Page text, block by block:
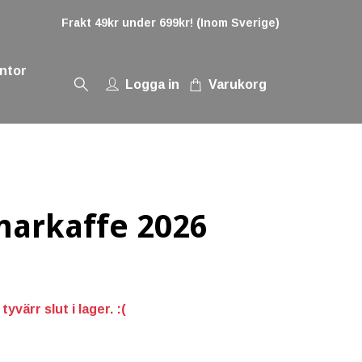
Frakt 49kr under 699kr! (Inom Sverige)
Logga in
Varukorg
2026
slut i lager. :(